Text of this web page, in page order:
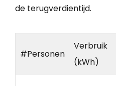
de terugverdientijd.
#Personen
Verbruik
(kWh)